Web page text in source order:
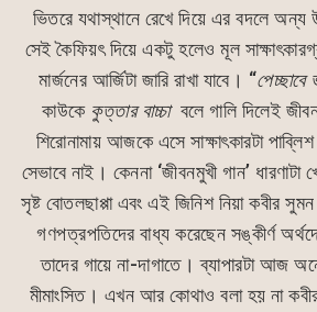
ভিতরে যথাস্থানে রেখে দিয়ে এর বদলে
সেই কৈফিয়ৎ দিয়ে একটু হলেও মূল
মার্জনের আর্জিটা জারি রাখা যাবে। “
কাউকে কুত্তার বাচ্চা বলে গালি দিলেই
শিরোনামায় আজকে এসে সাক্ষাৎকারটা
সেভাবে নাই। কেননা ‘জীবনমুখী গান’
সৃষ্ট বোতলছাপ্পা এবং এই জিনিশ নিয়া কবীর
গণপত্রপতিদের বাধ্য করেছেন সঙ্কীর্ণ
তাদের গায়ে না-দাগাতে। ব্যাপারটা আজ
মীমাংসিত। এখন আর কোথাও বলা হয় না